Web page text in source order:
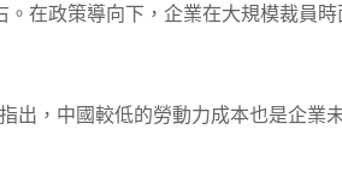
。在政策導向下，企業在大規模裁員
出，中國較低的勞動力成本也是企業